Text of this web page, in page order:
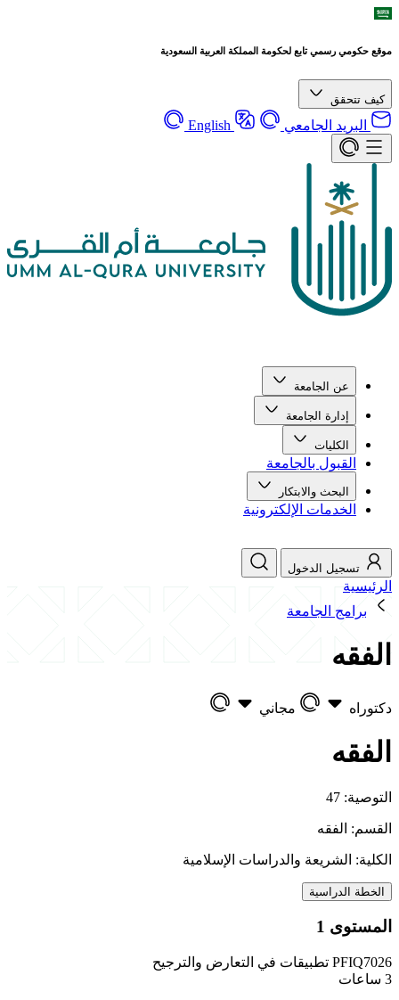
موقع حكومي رسمي تابع لحكومة المملكة العربية السعودية
كيف تتحقق
البريد الجامعي English
عن الجامعة
إدارة الجامعة
الكليات
القبول بالجامعة
البحث والابتكار
الخدمات الإلكترونية
تسجيل الدخول
الرئيسية
برامج الجامعة
الفقه
دكتوراه مجاني
الفقه
التوصية: 47
القسم: الفقه
الكلية: الشريعة والدراسات الإسلامية
الخطة الدراسية
المستوى 1
PFIQ7026 تطبيقات في التعارض والترجيح
3 ساعات